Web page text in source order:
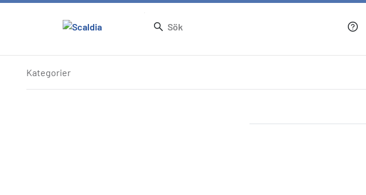
Artiklar
Kategorier